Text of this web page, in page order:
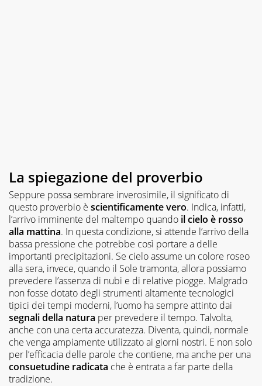
La spiegazione del proverbio
Seppure possa sembrare inverosimile, il significato di
questo proverbio è scientificamente vero. Indica, infatti,
l’arrivo imminente del maltempo quando il cielo è rosso
alla mattina. In questa condizione, si attende l’arrivo della
bassa pressione che potrebbe così portare a delle
importanti precipitazioni. Se cielo assume un colore roseo
alla sera, invece, quando il Sole tramonta, allora possiamo
prevedere l’assenza di nubi e di relative piogge. Malgrado
non fosse dotato degli strumenti altamente tecnologici
tipici dei tempi moderni, l’uomo ha sempre attinto dai
segnali della natura per prevedere il tempo. Talvolta,
anche con una certa accuratezza. Diventa, quindi, normale
che venga ampiamente utilizzato ai giorni nostri. E non solo
per l’efficacia delle parole che contiene, ma anche per una
consuetudine radicata che è entrata a far parte della
tradizione.